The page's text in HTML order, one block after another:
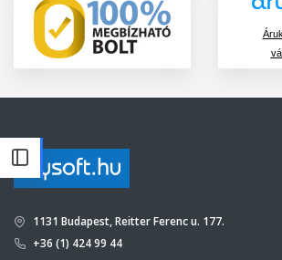
1131 Budapest, Reitter Ferenc u. 177.
+36 (1) 424 99 44